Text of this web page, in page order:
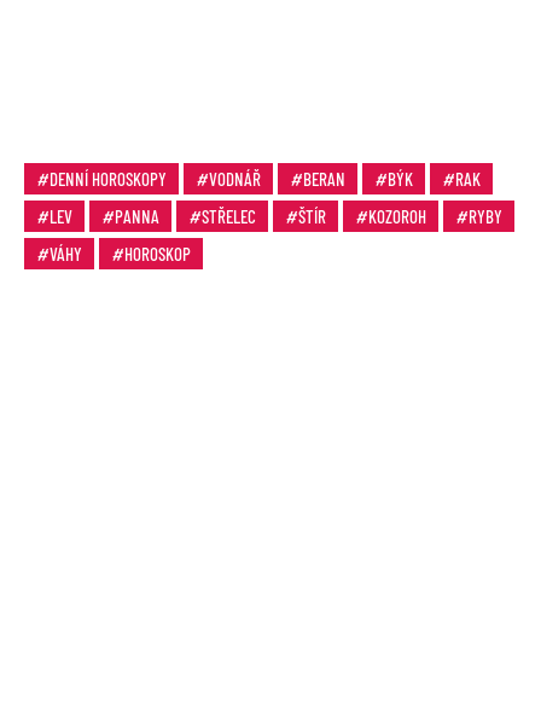
DENNÍ HOROSKOPY VODNÁŘ BERAN BÝK
RAK
LEV
PANNA STŘELEC ŠTÍR KOZOROH
RYBY
VÁHY
HOROSKOP